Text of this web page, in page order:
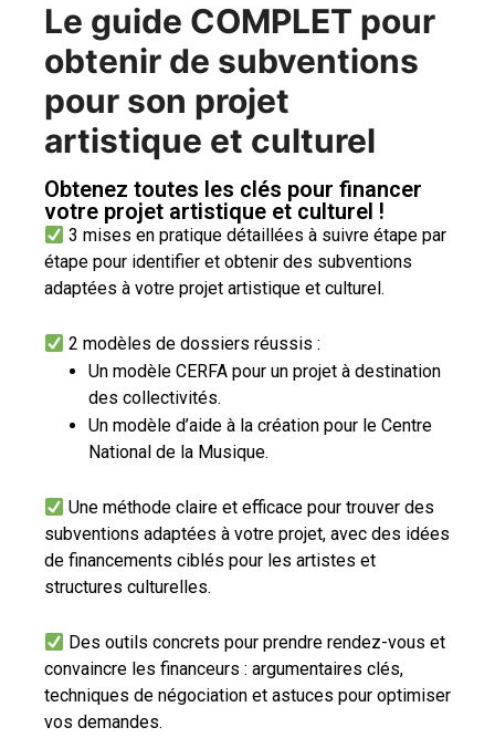
Le guide COMPLET pour
obtenir de subventions
pour son projet
artistique et culturel
Obtenez toutes les clés pour financer
votre projet artistique et culturel !
3 mises en pratique détaillées à suivre étape par
étape pour identifier et obtenir des subventions
adaptées à votre projet artistique et culturel.
2 modèles de dossiers réussis :
Un modèle CERFA pour un projet à destination
des collectivités.
Un modèle d’aide à la création pour le Centre
National de la Musique.
Une méthode claire et efficace pour trouver des
subventions adaptées à votre projet, avec des idées
de financements ciblés pour les artistes et
structures culturelles.
Des outils concrets pour prendre rendez-vous et
convaincre les financeurs : argumentaires clés,
techniques de négociation et astuces pour optimiser
vos demandes.